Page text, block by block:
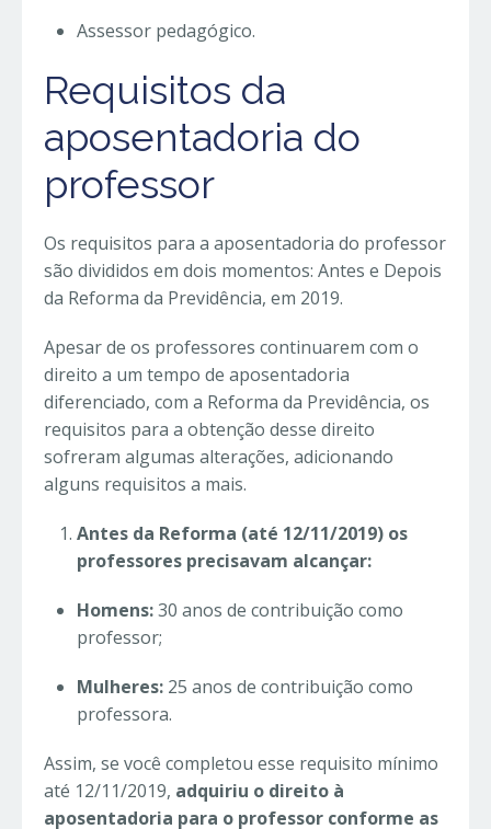
Assessor pedagógico.
Requisitos da
aposentadoria do
professor
Os requisitos para a aposentadoria do professor
são divididos em dois momentos: Antes e Depois
da Reforma da Previdência, em 2019.
Apesar de os professores continuarem com o
direito a um tempo de aposentadoria
diferenciado, com a Reforma da Previdência, os
requisitos para a obtenção desse direito
sofreram algumas alterações, adicionando
alguns requisitos a mais.
Antes da Reforma (até 12/11/2019) os
professores precisavam alcançar:
Homens:30 anos de contribuição como
professor;
Mulheres: 25 anos de contribuição como
professora.
Assim, se você completou esse requisito mínimo
até 12/11/2019, adquiriu o direito à
aposentadoria para o professor conforme as